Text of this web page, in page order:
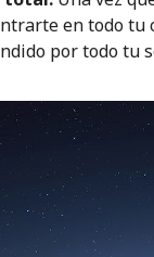
en todo tu
por todo tu